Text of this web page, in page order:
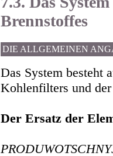
Brennstoffes
DIE ALLGEMEINEN
Das System besteht
Kohlenfilters und
Der Ersatz der